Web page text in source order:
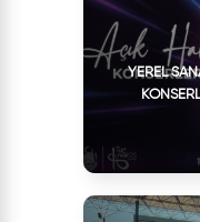
YEREL